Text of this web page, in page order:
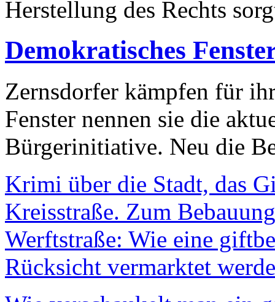
Herstellung des Rechts
Demokratisches
Zernsdorfer kämpfen für
Fenster nennen sie die
Bürgerinitiative. Neu die
Krimi über die Stadt, das
Kreisstraße. Zum
Werftstraße: Wie eine
Rücksicht vermarktet